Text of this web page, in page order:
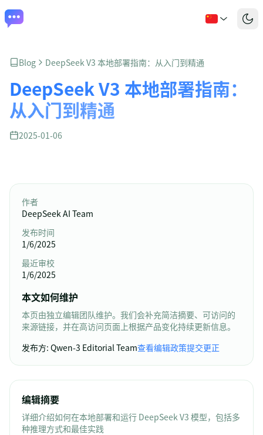
Blog DeepSeek V3 本地部署指南：从入门到精通
DeepSeek V3 本地部署指南：
从入门到精通
2025-01-06
作者
DeepSeek AI Team
发布时间
1/6/2025
最近审校
1/6/2025
本文如何维护
本页由独立编辑团队维护。我们会补充简洁摘要、可访问的
来源链接，并在高访问页面上根据产品变化持续更新信息。
发布方: Qwen-3 Editorial Team查看编辑政策提交更正
编辑摘要
详细介绍如何在本地部署和运行 DeepSeek V3 模型，包括多
种推理方式和最佳实践